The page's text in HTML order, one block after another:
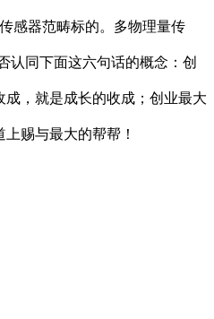
感器范畴标的。多物理量传
认同下面这六句话的概念：创
，就是成长的收成；创业最大
赐与最大的帮帮！